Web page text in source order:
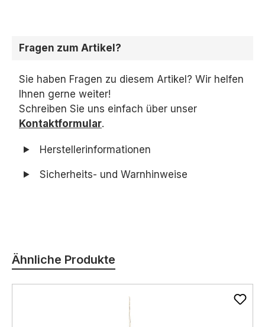
Fragen zum Artikel?
Sie haben Fragen zu diesem Artikel? Wir helfen
Ihnen gerne weiter!
Schreiben Sie uns einfach über unser
Kontaktformular.
Herstellerinformationen
Sicherheits- und Warnhinweise
Ähnliche Produkte